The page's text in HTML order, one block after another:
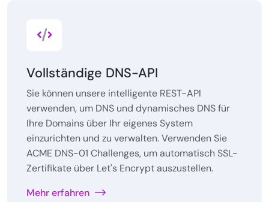
Vollständige DNS-API
Sie können unsere intelligente REST-API
verwenden, um DNS und dynamisches DNS für
Ihre Domains über Ihr eigenes System
einzurichten und zu verwalten. Verwenden Sie
ACME DNS-01 Challenges, um automatisch SSL-
Zertifikate über Let's Encrypt auszustellen.
Mehr erfahren